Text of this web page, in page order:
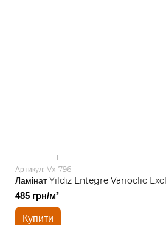
1
Артикул: Vx-796
Ламінат Yildiz Entegre Varioclic
485 грн/м²
Купити